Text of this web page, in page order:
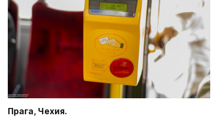
Прага, Чехия.